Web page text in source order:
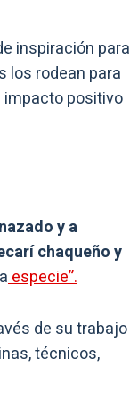
inspiración para
los rodean para
impacto positivo
y a
chaqueño y
especie”.
de su trabajo
técnicos,